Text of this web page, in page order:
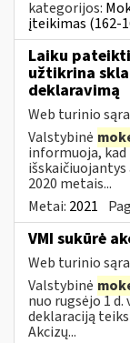
kategorijos:
įteikimas (162-
Laiku
užtikrina
deklaravimą
Web turinio
Valstybinė
informuoja, kad
2020 metais...
Metai: 2021
VMI sukūrė
Web turinio
Valstybinė
nuo rugsėjo 1
deklaraciją
Akcizų...